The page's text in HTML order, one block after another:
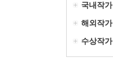
국내작가
해외작가
수상작가